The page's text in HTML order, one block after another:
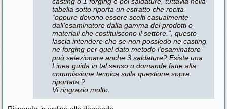
tabella sotto riporta un estratto che recita
“oppure devono essere scelti casualmente
dall’esaminatore dalla gamma dei prodotti o
materiali che costituiscono il settore.”, questo
lascia intendere che se non possiedo ne casting
ne forging per quel dato metodo l’esaminatore
può selezionare anche 3 saldature? Esiste una
Linea guida in tal senso o domande fatte alla
commissione tecnica sulla questione sopra
riportata ?
Vi ringrazio molto.